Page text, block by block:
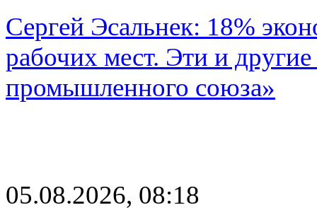
Сергей Эсальнек: 18%
рабочих мест. Эти и
промышленного союза»
05.08.2026, 08:18